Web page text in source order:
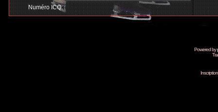
Numéro ICQ:
Powered by